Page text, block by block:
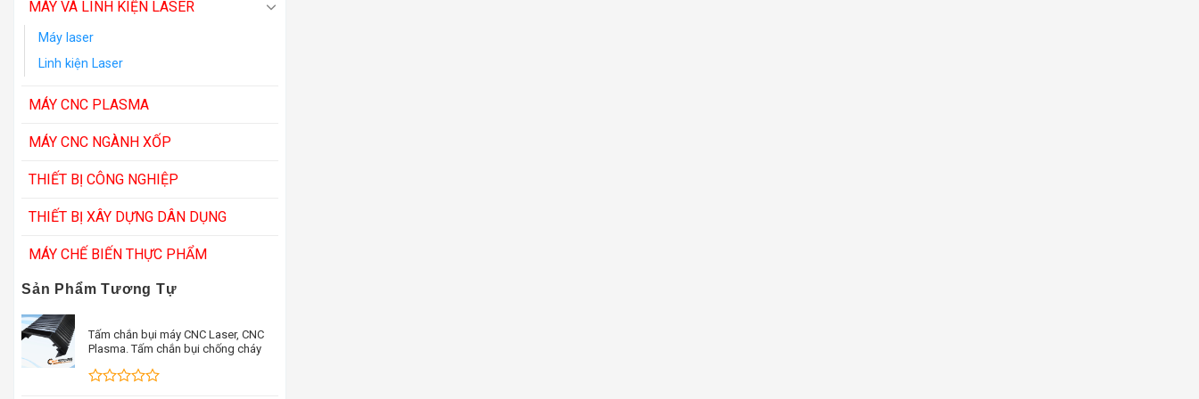
MÁY VÀ LINH KIỆN LASER
Máy laser
Linh kiện Laser
MÁY CNC PLASMA
MÁY CNC NGÀNH XỐP
THIẾT BỊ CÔNG NGHIỆP
THIẾT BỊ XÂY DỰNG DÂN DỤNG
MÁY CHẾ BIẾN THỰC PHẨM
Sản Phẩm Tương Tự
Tấm chắn bụi máy CNC Laser, CNC
Plasma. Tấm chắn bụi chống cháy